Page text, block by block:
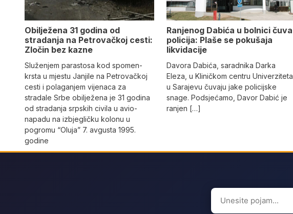
Obilježena 31 godina od
stradanja na Petrovačkoj cesti:
Zločin bez kazne
Služenjem parastosa kod spomen-
krsta u mjestu Janjile na Petrovačkoj
cesti i polaganjem vijenaca za
stradale Srbe obilježena je 31 godina
od stradanja srpskih civila u avio-
napadu na izbjegličku kolonu u
pogromu “Oluja” 7. avgusta 1995.
godine
Ranjenog Dabića u bolnici čuva
policija: Plaše se pokušaja
likvidacije
Davora Dabića, saradnika Darka
Eleza, u Kliničkom centru Univerziteta
u Sarajevu čuvaju jake policijske
snage. Podsjećamo, Davor Dabić je
ranjen […]
Search
for: